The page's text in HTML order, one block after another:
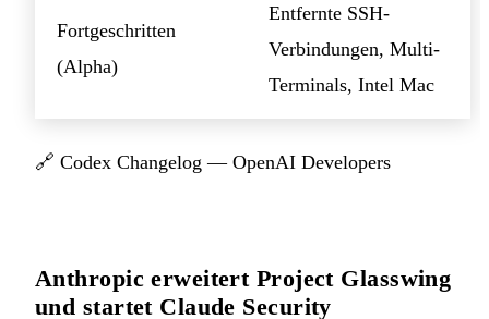
Fortgeschritten
(Alpha)
Entfernte SSH-
Verbindungen, Multi-
Terminals, Intel Mac
🔗 Codex Changelog — OpenAI Developers
Anthropic erweitert Project Glasswing
und startet Claude Security